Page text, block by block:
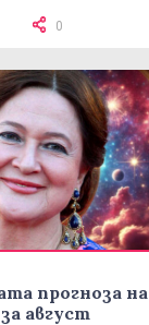
0
прогноза на
август